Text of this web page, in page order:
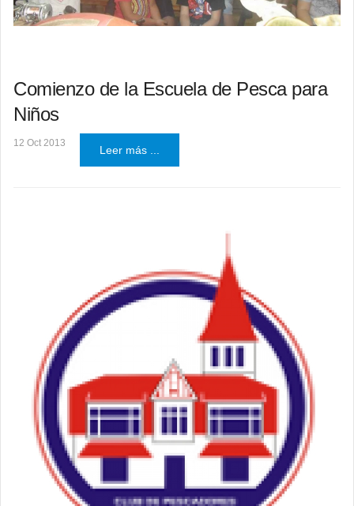
Comienzo de la Escuela de Pesca para
Niños
12 Oct 2013
Leer más ...